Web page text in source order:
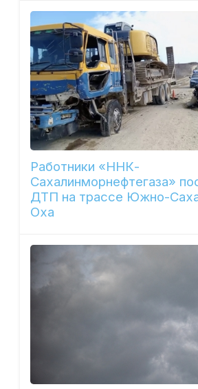
Работники «ННК-
Сахалинморнефтегаза»
ДТП на трассе Южно-
Оха